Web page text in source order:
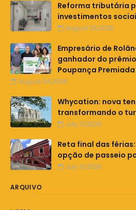
Reforma tributária
investimentos
August 05,2026
Empresário de
ganhador do prêmio
Poupança
August 04,2026
Whycation: nova
transformando o
July 31,2026
Reta final das
opção de passeio
July 31,2026
ARQUIVO